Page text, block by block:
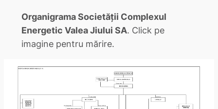
Organigrama Societății Complexul
Energetic Valea Jiului SA. Click pe
imagine pentru mărire.